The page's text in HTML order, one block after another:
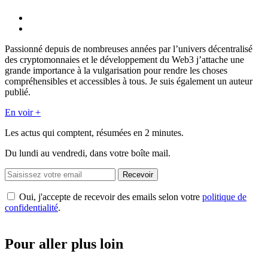
Passionné depuis de nombreuses années par l’univers décentralisé
des cryptomonnaies et le développement du Web3 j’attache une
grande importance à la vulgarisation pour rendre les choses
compréhensibles et accessibles à tous. Je suis également un auteur
publié.
En voir +
Les actus qui comptent, résumées en 2 minutes.
Du lundi au vendredi, dans votre boîte mail.
Recevoir
Oui, j'accepte de recevoir des emails selon votre politique de
confidentialité.
Pour aller plus loin